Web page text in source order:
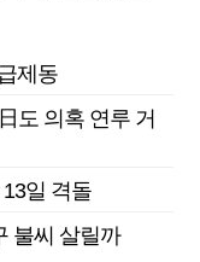
제동
도 의혹 연루 거
일 격돌
불씨 살릴까